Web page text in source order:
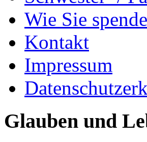
Wie Sie
Kontakt
Impressum
Glauben und